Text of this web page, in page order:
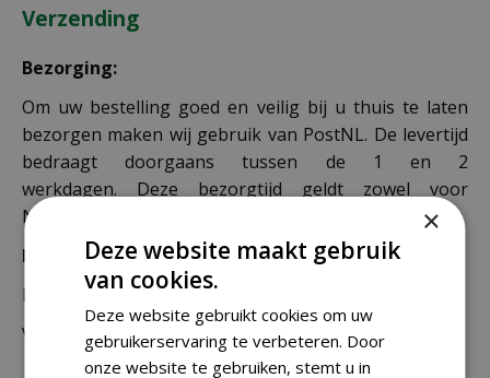
Verzending
Bezorging:
Om uw bestelling goed en veilig bij u thuis te laten
bezorgen maken wij gebruik van PostNL. De levertijd
bedraagt doorgaans tussen de 1 en 2
werkdagen. Deze bezorgtijd geldt zowel voor
Nederland als België.
Bezorgkosten Nederland:
Bestellingen van € 49,95 of meer verzenden wij gratis.
Voor een bestelling onder € 49,95 zijn er 2 tarieven:
×
Deze website maakt gebruik
van cookies.
Deze website gebruikt cookies om uw
gebruikerservaring te verbeteren. Door
onze website te gebruiken, stemt u in